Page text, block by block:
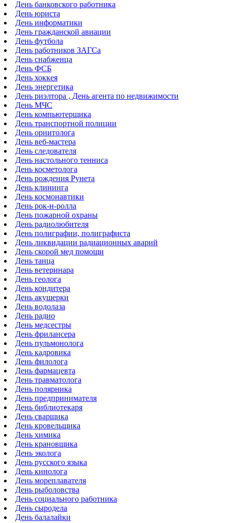
День банковского работника
День юриста
День информатики
День гражданской авиации
День футбола
День работников ЗАГСа
День снабженца
День ФСБ
День хоккея
День энергетика
День риэлтора , День агента по недвижимости
День МЧС
День компьютерщика
День транспортной полиции
День орнитолога
День веб-мастера
День следователя
День настольного тенниса
День косметолога
День рождения Рунета
День клининга
День космонавтики
День рок-н-ролла
День пожарной охраны
День радиолюбителя
День полиграфии, полиграфиста
День ликвидации радиационных аварий
День скорой мед помощи
День танца
День ветеринара
День геолога
День кондитера
День акушерки
День водолаза
День радио
День медсестры
День фрилансера
День пульмонолога
День кадровика
День филолога
День фармацевта
День травматолога
День полярника
День предпринимателя
День библиотекаря
День сварщика
День кровельщика
День химика
День крановщика
День эколога
День русского языка
День кинолога
День мореплавателя
День рыболовства
День социального работника
День сыродела
День балалайки